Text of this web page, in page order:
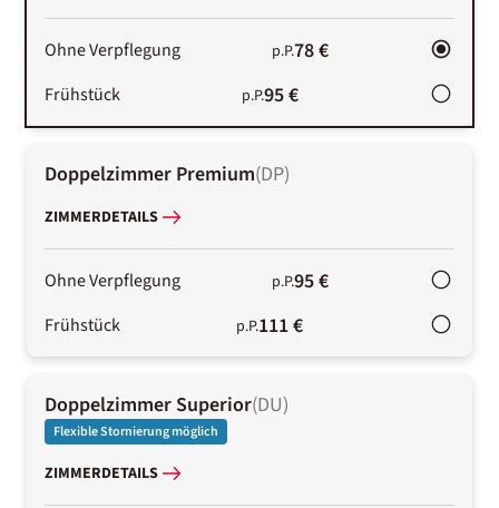
Ohne Verpflegung p.P.78 €
Frühstück p.P.95 €
Doppelzimmer Premium(DP)
ZIMMERDETAILS
Ohne Verpflegung p.P.95 €
Frühstück p.P.111 €
Doppelzimmer Superior(DU)
Flexible Stornierung möglich
ZIMMERDETAILS